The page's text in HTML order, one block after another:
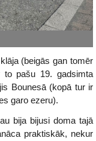
(beigās gan tomēr
pašu 19. gadsimta
Bounesā (kopā tur ir
garo ezeru).
bija bijusi doma tajā
praktiskāk, nekur